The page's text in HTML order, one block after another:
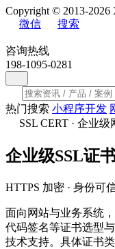
Copyright © 2013-2026
微信
搜索
咨询热线
198-1095-0281
热门搜索 小程序开发
SSL CERT · 企业
企业级SSL证
HTTPS 加密 · 身份可
面向网站与业务系统
代码签名等证书选型
技术支持。具体证书